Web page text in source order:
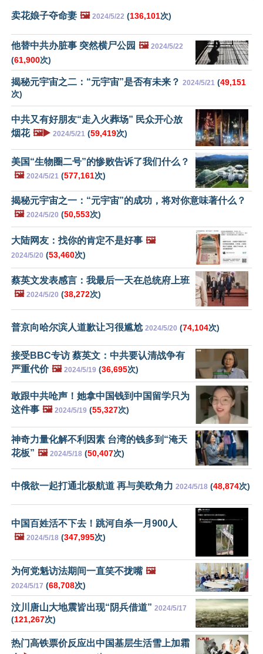
卖花娘子夺命妻 🖼️ 2024/5/22 (136,101次)
他替中共办脏事 突然横尸公园 🖼️ 2024/5/22
(61,900次)
揭秘元宇宙之二：“元宇宙”是否有未来？ 2024/5/21 (49,151
次)
中共又有好朋友“走入火葬场” 民众开心放
烟花 🖼️▶️ 2024/5/21 (59,419次)
美国“生物圈二号”的惨败告诉了我们什么？
🖼️ 2024/5/21 (577,161次)
揭秘元宇宙之一：“元宇宙”的成功，将对你意味著什么？
🖼️ 2024/5/20 (50,553次)
大陆网友：找你的肯定不是好事 🖼️
2024/5/20 (53,460次)
蔡英文发表感言：我最后一天在总统府上班
🖼️ 2024/5/20 (38,272次)
普京向哈尔滨人道歉让习很尴尬 2024/5/20 (74,104次)
接受BBC专访 蔡英文：中共要认清战争有
严重代价 🖼️ 2024/5/19 (36,695次)
敢跟中共呛声！她拿中国钱到中国留学只为
这件事 🖼️ 2024/5/19 (55,327次)
神奇力量化解不利因素 台湾的钱多到“淹天
花板” 🖼️ 2024/5/18 (50,407次)
中俄欲一起打通北极航道 再与美欧角力 2024/5/18 (48,874次)
中国百姓活不下去！跳河自杀一月900人
🖼️ 2024/5/18 (347,995次)
为何党魁访法期间一直笑不拢嘴 🖼️
2024/5/17 (68,708次)
汶川唐山大地震皆出现“阴兵借道” 2024/5/17
(121,267次)
热门高铁票价反应出中国基层生活雪上加霜